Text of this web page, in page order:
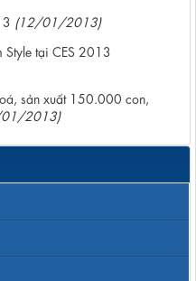
(12/01/2013)
Style tại CES 2013
sản xuất 150.000 con,
2013)